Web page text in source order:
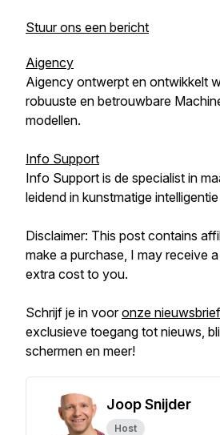
Stuur ons een bericht
Aigency
Aigency ontwerpt en ontwikkelt
robuuste en betrouwbare
modellen.
Info Support
Info Support is de specialist in
leidend in kunstmatige
Disclaimer: This post contains
make a purchase, I may receive
extra cost to you.
Schrijf je in vooronze nieuwsbrief
exclusieve toegang tot nieuws,
schermen en meer!
Joop Snijder
Host